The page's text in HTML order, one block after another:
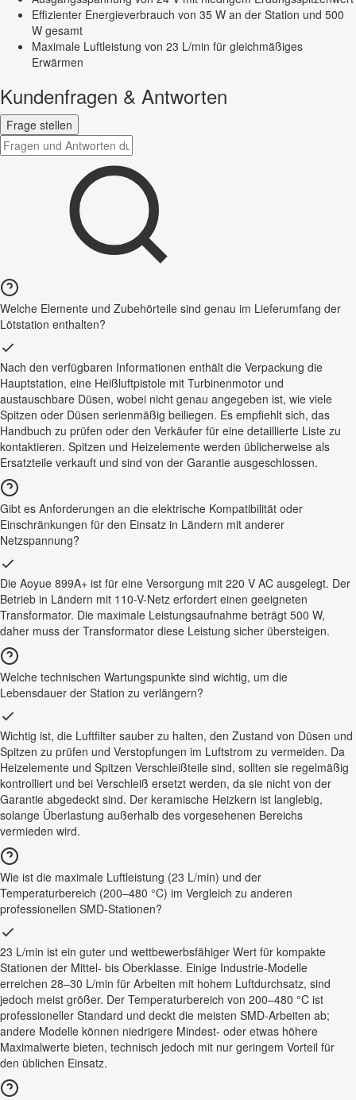
Effizienter Energieverbrauch von 35 W an der Station und 500
W gesamt
Maximale Luftleistung von 23 L/min für gleichmäßiges
Erwärmen
Kundenfragen & Antworten
Frage stellen
Welche Elemente und Zubehörteile sind genau im Lieferumfang der
Lötstation enthalten?
Nach den verfügbaren Informationen enthält die Verpackung die
Hauptstation, eine Heißluftpistole mit Turbinenmotor und
austauschbare Düsen, wobei nicht genau angegeben ist, wie viele
Spitzen oder Düsen serienmäßig beiliegen. Es empfiehlt sich, das
Handbuch zu prüfen oder den Verkäufer für eine detaillierte Liste zu
kontaktieren. Spitzen und Heizelemente werden üblicherweise als
Ersatzteile verkauft und sind von der Garantie ausgeschlossen.
Gibt es Anforderungen an die elektrische Kompatibilität oder
Einschränkungen für den Einsatz in Ländern mit anderer
Netzspannung?
Die Aoyue 899A+ ist für eine Versorgung mit 220 V AC ausgelegt. Der
Betrieb in Ländern mit 110-V-Netz erfordert einen geeigneten
Transformator. Die maximale Leistungsaufnahme beträgt 500 W,
daher muss der Transformator diese Leistung sicher übersteigen.
Welche technischen Wartungspunkte sind wichtig, um die
Lebensdauer der Station zu verlängern?
Wichtig ist, die Luftfilter sauber zu halten, den Zustand von Düsen und
Spitzen zu prüfen und Verstopfungen im Luftstrom zu vermeiden. Da
Heizelemente und Spitzen Verschleißteile sind, sollten sie regelmäßig
kontrolliert und bei Verschleiß ersetzt werden, da sie nicht von der
Garantie abgedeckt sind. Der keramische Heizkern ist langlebig,
solange Überlastung außerhalb des vorgesehenen Bereichs
vermieden wird.
Wie ist die maximale Luftleistung (23 L/min) und der
Temperaturbereich (200–480 °C) im Vergleich zu anderen
professionellen SMD-Stationen?
23 L/min ist ein guter und wettbewerbsfähiger Wert für kompakte
Stationen der Mittel- bis Oberklasse. Einige Industrie-Modelle
erreichen 28–30 L/min für Arbeiten mit hohem Luftdurchsatz, sind
jedoch meist größer. Der Temperaturbereich von 200–480 °C ist
professioneller Standard und deckt die meisten SMD-Arbeiten ab;
andere Modelle können niedrigere Mindest- oder etwas höhere
Maximalwerte bieten, technisch jedoch mit nur geringem Vorteil für
den üblichen Einsatz.